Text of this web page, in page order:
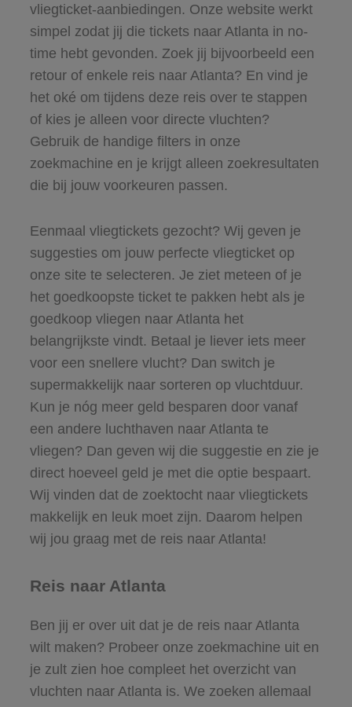
vliegticket-aanbiedingen. Onze website werkt
simpel zodat jij die tickets naar Atlanta in no-
time hebt gevonden. Zoek jij bijvoorbeeld een
retour of enkele reis naar Atlanta? En vind je
het oké om tijdens deze reis over te stappen
of kies je alleen voor directe vluchten?
Gebruik de handige filters in onze
zoekmachine en je krijgt alleen zoekresultaten
die bij jouw voorkeuren passen.
Eenmaal vliegtickets gezocht? Wij geven je
suggesties om jouw perfecte vliegticket op
onze site te selecteren. Je ziet meteen of je
het goedkoopste ticket te pakken hebt als je
goedkoop vliegen naar Atlanta het
belangrijkste vindt. Betaal je liever iets meer
voor een snellere vlucht? Dan switch je
supermakkelijk naar sorteren op vluchtduur.
Kun je nóg meer geld besparen door vanaf
een andere luchthaven naar Atlanta te
vliegen? Dan geven wij die suggestie en zie je
direct hoeveel geld je met die optie bespaart.
Wij vinden dat de zoektocht naar vliegtickets
makkelijk en leuk moet zijn. Daarom helpen
wij jou graag met de reis naar Atlanta!
Reis naar Atlanta
Ben jij er over uit dat je de reis naar Atlanta
wilt maken? Probeer onze zoekmachine uit en
je zult zien hoe compleet het overzicht van
vluchten naar Atlanta is. We zoeken allemaal